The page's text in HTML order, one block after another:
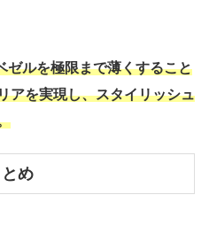
ルを極限まで薄くすること
アを実現し、スタイリッシュ
め